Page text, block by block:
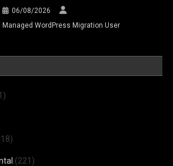
06/08/2026
Managed WordPress Migration User
(221)